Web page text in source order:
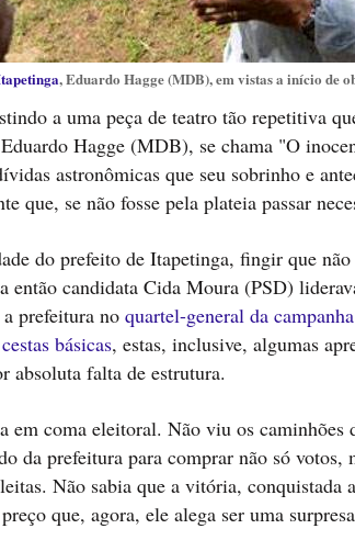
, Eduardo Hagge (MDB), em vistas a início de
a uma peça de teatro tão repetitiva
Hagge (MDB), se chama "O
astronômicas que seu sobrinho e
que, se não fosse pela plateia passar
do prefeito de Itapetinga, fingir que
candidata Cida Moura (PSD)
prefeitura no quartel-general da
cestas básicas, estas, inclusive, algumas
absoluta falta de estrutura.
em coma eleitoral. Não viu os caminhões
da prefeitura para comprar não só votos,
Não sabia que a vitória, conquistada
que, agora, ele alega ser uma